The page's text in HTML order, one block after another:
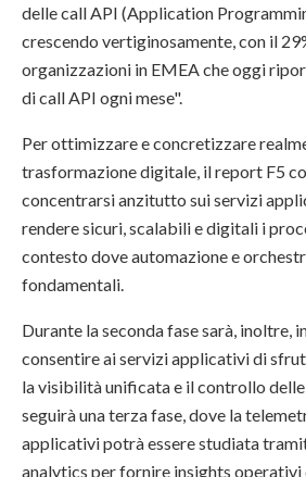
delle call API (Application
crescendo vertiginosamente, con il
organizzazioni in EMEA che oggi
di call API ogni mese".
Per ottimizzare e concretizzare
trasformazione digitale, il report F5
concentrarsi anzitutto sui servizi
rendere sicuri, scalabili e digitali i
contesto dove automazione e
fondamentali.
Durante la seconda fase sarà, inoltre,
consentire ai servizi applicativi di
la visibilità unificata e il controllo
seguirà una terza fase, dove la
applicativi potrà essere studiata
analytics per fornire insights operativi